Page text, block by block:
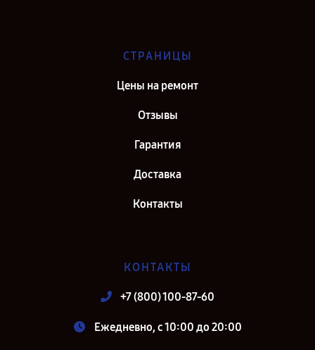
СТРАНИЦЫ
Цены на ремонт
Отзывы
Гарантия
Доставка
Контакты
КОНТАКТЫ
+7 (800) 100-87-60
Ежедневно, с 10:00 до 20:00